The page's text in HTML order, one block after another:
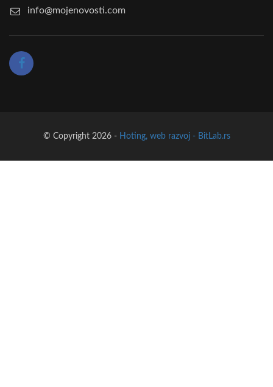
info@mojenovosti.com
© Copyright 2026 - Hoting, web razvoj - BitLab.rs